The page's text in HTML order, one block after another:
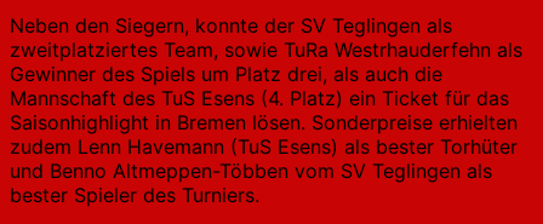
Neben den Siegern, konnte der SV Teglingen als
zweitplatziertes Team, sowie TuRa Westrhauderfehn als
Gewinner des Spiels um Platz drei, als auch die
Mannschaft des TuS Esens (4. Platz) ein Ticket für das
Saisonhighlight in Bremen lösen. Sonderpreise erhielten
zudem Lenn Havemann (TuS Esens) als bester Torhüter
und Benno Altmeppen-Többen vom SV Teglingen als
bester Spieler des Turniers.